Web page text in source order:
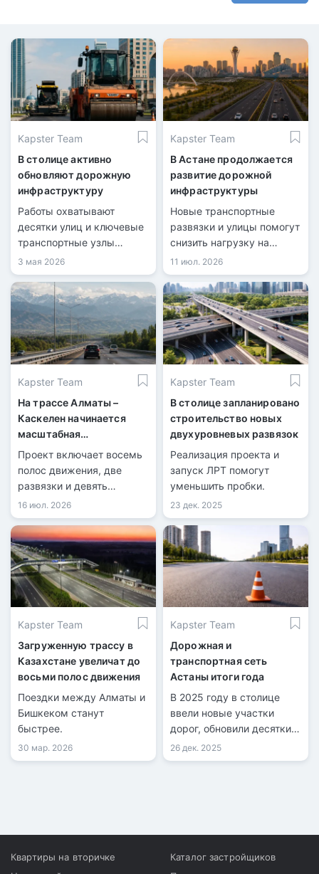
Kapster Team
В столице активно
обновляют дорожную
инфраструктуру
Работы охватывают
десятки улиц и ключевые
транспортные узлы
города.
3 мая 2026
Kapster Team
В Астане продолжается
развитие дорожной
инфраструктуры
Новые транспортные
развязки и улицы помогут
снизить нагрузку на
городские магистрали.
11 июл. 2026
Kapster Team
На трассе Алматы –
Каскелен начинается
масштабная
реконструкция
Проект включает восемь
полос движения, две
развязки и девять
надземных переходов.
16 июл. 2026
Kapster Team
В столице запланировано
строительство новых
двухуровневых развязок
Реализация проекта и
запуск ЛРТ помогут
уменьшить пробки.
23 дек. 2025
Kapster Team
Загруженную трассу в
Казахстане увеличат до
восьми полос движения
Поездки между Алматы и
Бишкеком станут
быстрее.
30 мар. 2026
Kapster Team
Дорожная и
транспортная сеть
Астаны итоги года
В 2025 году в столице
ввели новые участки
дорог, обновили десятки
километров покрытия.
26 дек. 2025
Квартиры на вторичке
Каталог застройщиков